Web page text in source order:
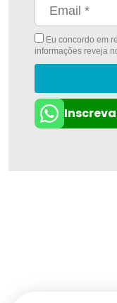
Eu concordo em
informações reveja